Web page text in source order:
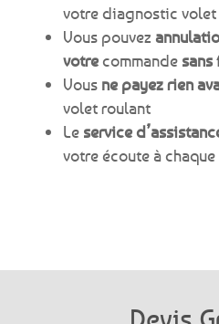
votre diagnostic volet
Vous pouvez
votrecommande sans
Vous ne payez rien
volet roulant
Le service
votre écoute à